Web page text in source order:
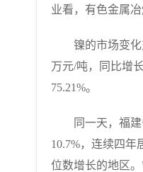
业看，有色金属冶
镍的市场变化对
万元/吨，同比增
75.21%。
同一天，福建省
10.7%，连续四
位数增长的地区。